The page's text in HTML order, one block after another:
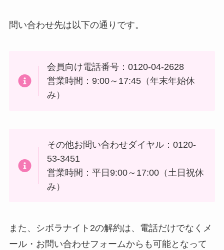
問い合わせ先は以下の通りです。
会員向け電話番号：0120-04-2628
営業時間：9:00～17:45（年末年始休
み）
その他お問い合わせダイヤル：0120-
53-3451
営業時間：平日9:00～17:00（土日祝休
み）
また、シボラナイト2の解約は、電話だけでなくメ
ール・お問い合わせフォームからも可能となって